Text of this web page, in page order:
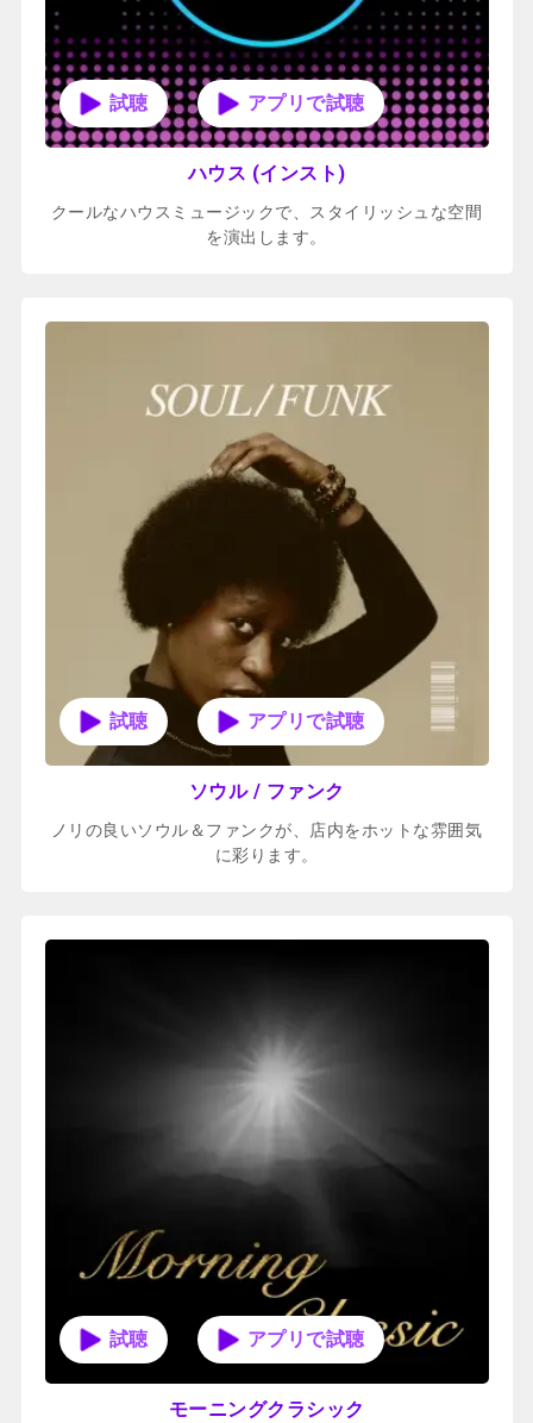
アプリで試聴
ハウス (インスト)
クールなハウスミュージックで、スタイリッシュな空間
を演出します。
アプリで試聴
ソウル / ファンク
ノリの良いソウル＆ファンクが、店内をホットな雰囲気
に彩ります。
アプリで試聴
モーニングクラシック